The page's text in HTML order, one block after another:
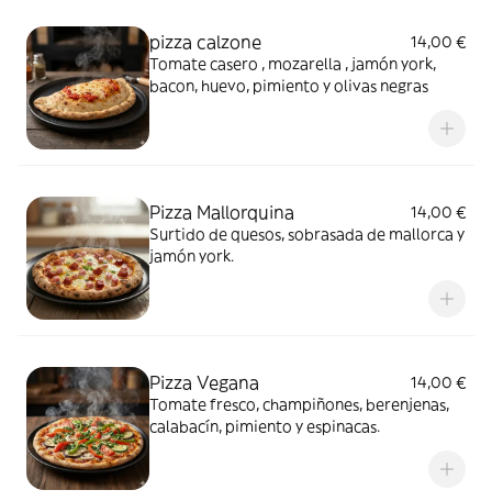
pizza calzone
14,00 €
Tomate casero , mozarella , jamón york,
bacon, huevo, pimiento y olivas negras
Pizza Mallorquina
14,00 €
Surtido de quesos, sobrasada de mallorca y
jamón york.
Pizza Vegana
14,00 €
Tomate fresco, champiñones, berenjenas,
calabacín, pimiento y espinacas.